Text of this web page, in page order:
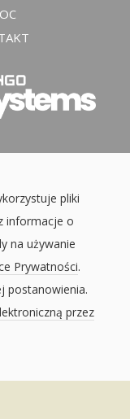
pliki
informacje o
na używanie
Prywatności.
postanowienia.
przez